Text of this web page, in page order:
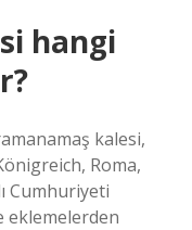
hangi
kalesi,
Roma,
Cumhuriyeti
eklemelerden